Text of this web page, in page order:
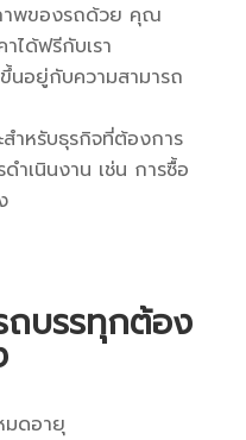
พของรถด้วย คุณ
ได้ฟรีกับเรา
อยู่กับความสามารถ
สำหรับธุรกิจที่ต้องการ
ำเนินงาน เช่น การซื้อ
ถบรรทุกต้อง
มดอายุ